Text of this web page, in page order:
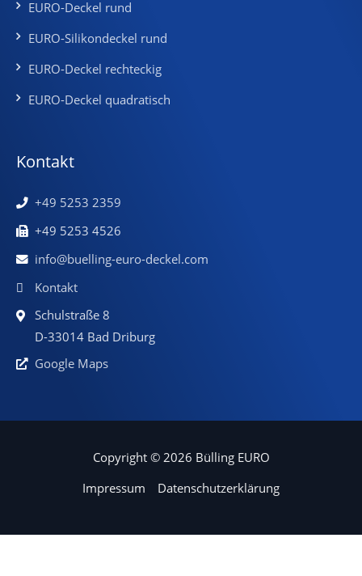
EURO-Deckel rund
EURO-Silikondeckel rund
EURO-Deckel rechteckig
EURO-Deckel quadratisch
Kontakt
+49 5253 2359
+49 5253 4526
info@buelling-euro-deckel.com
Kontakt
Schulstraße 8
D-33014 Bad Driburg
Google Maps
Copyright © 2026 Bülling EURO
Impressum
Datenschutzerklärung